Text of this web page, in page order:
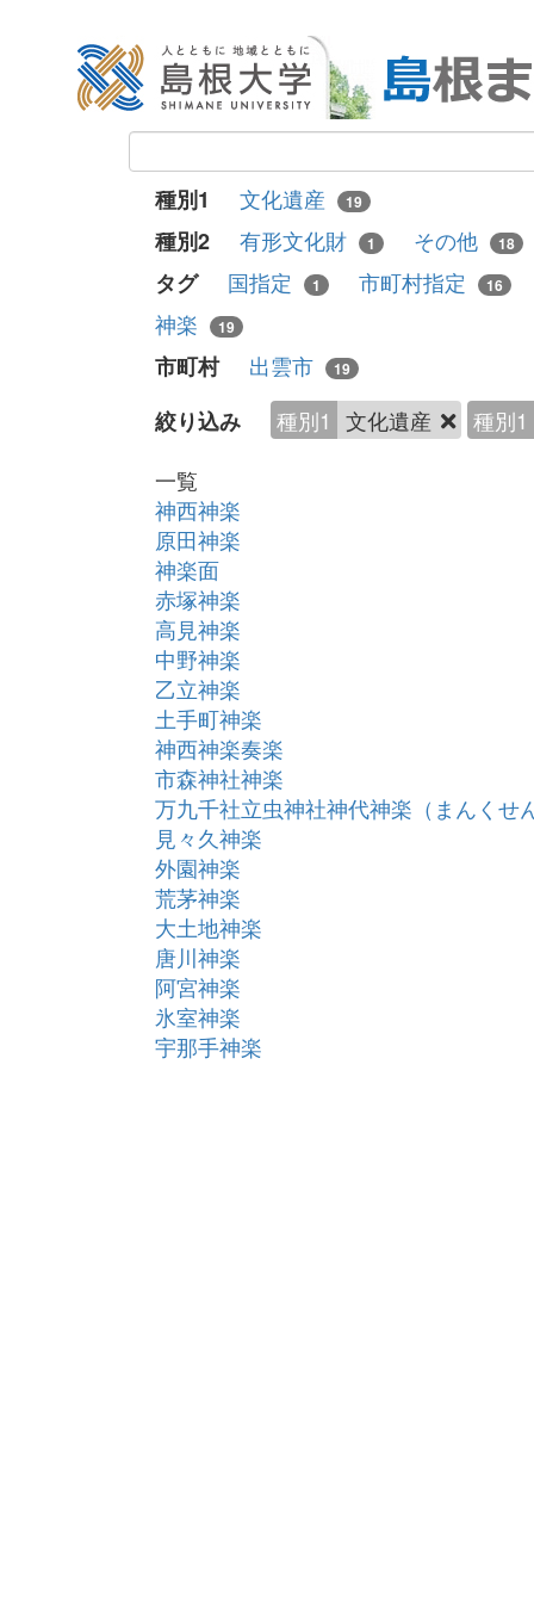
種別1 文化遺産 19
種別2 有形文化財 1 その他 18
タグ 国指定 1 市町村指定 16
神楽 19
市町村 出雲市 19
絞り込み 種別1 文化遺産
種別1
一覧
神西神楽
原田神楽
神楽面
赤塚神楽
高見神楽
中野神楽
乙立神楽
土手町神楽
神西神楽奏楽
市森神社神楽
万九千社立虫神社神代神楽（まんくせ
見々久神楽
外園神楽
荒茅神楽
大土地神楽
唐川神楽
阿宮神楽
氷室神楽
宇那手神楽